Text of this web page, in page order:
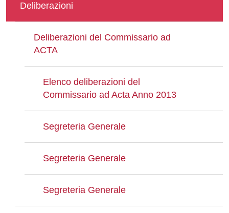
Deliberazioni
Deliberazioni del Commissario ad
ACTA
Elenco deliberazioni del
Commissario ad Acta Anno 2013
Segreteria Generale
Segreteria Generale
Segreteria Generale